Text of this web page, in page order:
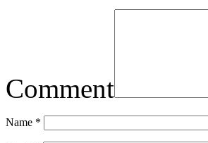
Comment
Name *